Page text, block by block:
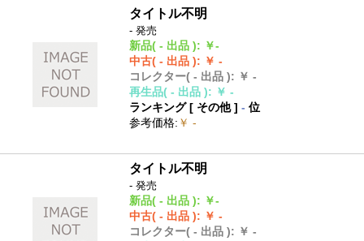
タイトル不明
- 発売
新品( - 出品 ): ￥-
中古( - 出品 ): ￥ -
コレクター( - 出品 ): ￥ -
再生品( - 出品 ): ￥ -
ランキング [ その他]- 位
参考価格: ￥ -
タイトル不明
- 発売
新品( - 出品 ): ￥-
中古( - 出品 ): ￥ -
コレクター( - 出品 ): ￥ -